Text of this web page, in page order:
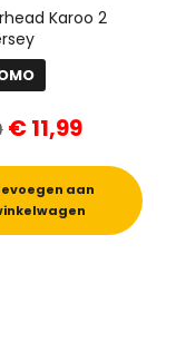
Karoo 2
prijs
€ 19,99.
€11,99prijs
€ 11,99.
aan